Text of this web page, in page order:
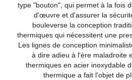
type "bouton", qui permet à la fois
d'œuvre et d'assurer la
bouleverse la conception
thermiques qui nécessitent une
Les lignes de conception
à dire adieu à l'ère maladroite
thermiques en acier inoxydable
thermique a fait l'objet de